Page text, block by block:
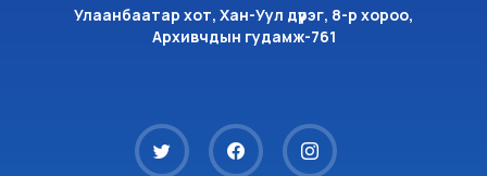
Улаанбаатар хот, Хан-Уул дүүрэг, 8-р хороо,
Архивчдын гудамж-761